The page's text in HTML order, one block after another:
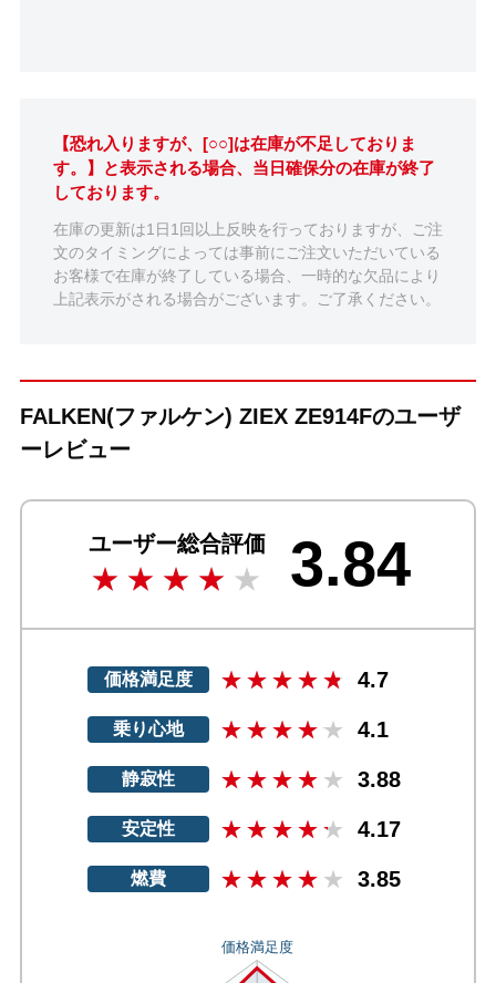
【恐れ入りますが、[○○]は在庫が不足しておりま
す。】と表示される場合、当日確保分の在庫が終了
しております。
在庫の更新は1日1回以上反映を行っておりますが、ご注
文のタイミングによっては事前にご注文いただいている
お客様で在庫が終了している場合、一時的な欠品により
上記表示がされる場合がございます。ご了承ください。
FALKEN(ファルケン) ZIEX ZE914Fのユーザ
ーレビュー
ユーザー総合評価 3.84
価格満足度 4.7
乗り心地 4.1
静寂性 3.88
安定性 4.17
燃費 3.85